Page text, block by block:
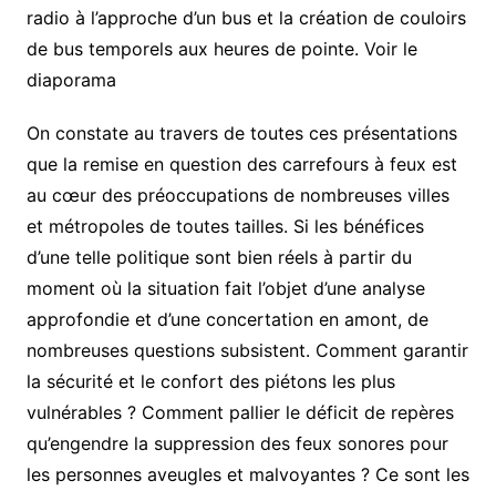
radio à l’approche d’un bus et la création de couloirs
de bus temporels aux heures de pointe. Voir le
diaporama
On constate au travers de toutes ces présentations
que la remise en question des carrefours à feux est
au cœur des préoccupations de nombreuses villes
et métropoles de toutes tailles. Si les bénéfices
d’une telle politique sont bien réels à partir du
moment où la situation fait l’objet d’une analyse
approfondie et d’une concertation en amont, de
nombreuses questions subsistent. Comment garantir
la sécurité et le confort des piétons les plus
vulnérables ? Comment pallier le déficit de repères
qu’engendre la suppression des feux sonores pour
les personnes aveugles et malvoyantes ? Ce sont les